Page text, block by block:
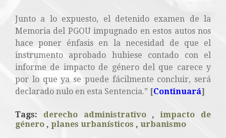
Junto a lo expuesto, el detenido examen de la
Memoria del PGOU impugnado en estos autos nos
hace poner énfasis en la necesidad de que el
instrumento aprobado hubiese contado con el
informe de impacto de género del que carece y
por lo que ya se puede fácilmente concluir, será
declarado nulo en esta Sentencia.” [Continuará]
Tags: derecho administrativo,impacto de
género , planes urbanísticos , urbanismo